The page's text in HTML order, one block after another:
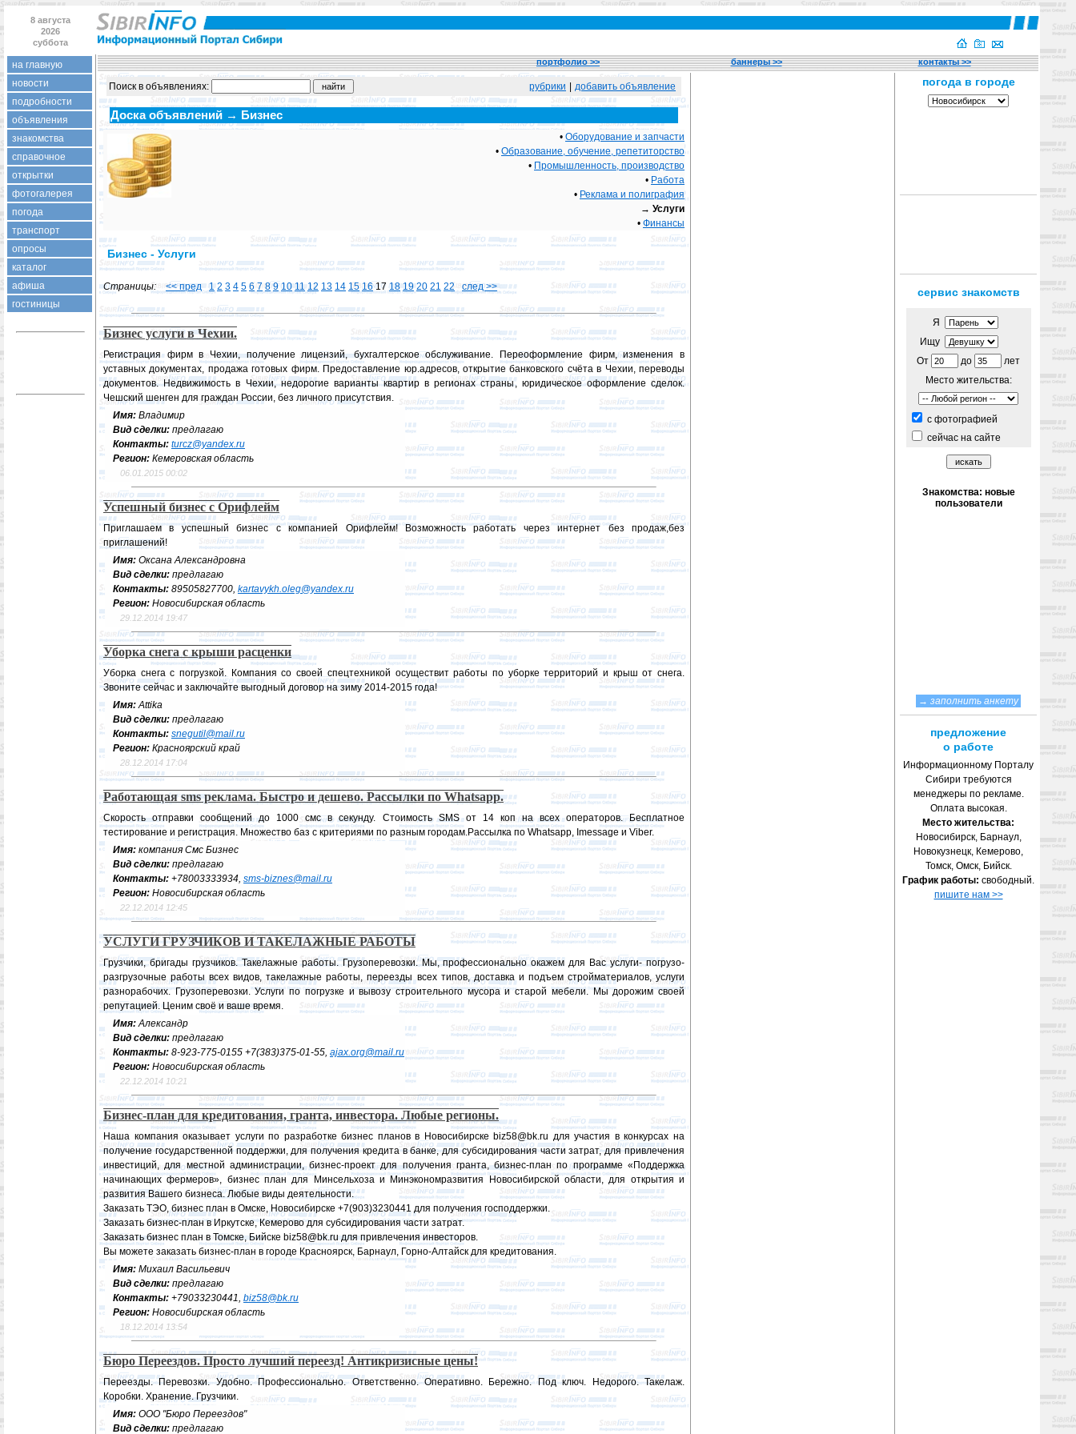
8 августа
2026
суббота
на главную
новости
подробности
объявления
знакомства
справочное
открытки
фотогалерея
погода
транспорт
опросы
каталог
афиша
гостиницы
портфолио >> баннеры >> контакты >>
Поиск в объявлениях: рубрики добавить объявление
Доска объявлений → Бизнес
• Оборудование и запчасти
• Образование, обучение, репетиторство
• Промышленность, производство
• Работа
• Реклама и полиграфия
→ Услуги
• Финансы
Бизнес - Услуги
Страницы: << пред 1 2 3 4 5 6 7 8 9 10 11 12 13 14 15 1617 18 19 20 21 22 след >>
Бизнес услуги в Чехии.
Регистрация фирм в Чехии, получение лицензий, бухгалтерское обслуживание. Переоформление фирм, изменения в
уставных документах, продажа готовых фирм. Предоставление юр.адресов, открытие банковского счёта в Чехии, переводы
документов. Недвижимость в Чехии, недорогие варианты квартир в регионах страны, юридическое оформление сделок.
Чешский шенген для граждан России, без личного присутствия.
Имя: Владимир
Вид сделки: предлагаю
Контакты: turcz@yandex.ru
Регион: Кемеровская область
06.01.2015 00:02
Успешный бизнес с Орифлейм
Приглашаем в успешный бизнес с компанией Орифлейм! Возможность работать через интернет без продаж,без
приглашений!
Имя: Оксана Александровна
Вид сделки: предлагаю
Контакты: 89505827700, kartavykh.oleg@yandex.ru
Регион: Новосибирская область
29.12.2014 19:47
Уборка снега с крыши расценки
Уборка снега с погрузкой. Компания со своей спецтехникой осуществит работы по уборке территорий и крыш от снега.
Звоните сейчас и заключайте выгодный договор на зиму 2014-2015 года!
Имя:Attika
Вид сделки: предлагаю
Контакты: snegutil@mail.ru
Регион: Красноярский край
28.12.2014 17:04
Работающая sms реклама. Быстро и дешево. Рассылки по Whatsapp.
Скорость отправки сообщений до 1000 смс в секунду. Стоимость SMS от 14 коп на всех операторов. Бесплатное
тестирование и регистрация. Множество баз с критериями по разным городам.Рассылка по Whatsapp, Imessage и Viber.
Имя: компания Смс Бизнес
Вид сделки: предлагаю
Контакты: +78003333934, sms-biznes@mail.ru
Регион: Новосибирская область
22.12.2014 12:45
УСЛУГИ ГРУЗЧИКОВ И ТАКЕЛАЖНЫЕ РАБОТЫ
Грузчики, бригады грузчиков. Такелажные работы. Грузоперевозки. Мы, профессионально окажем для Вас услуги- погрузо-
разгрузочные работы всех видов, такелажные работы, переезды всех типов, доставка и подъем стройматериалов, услуги
разнорабочих. Грузоперевозки. Услуги по погрузке и вывозу строительного мусора и старой мебели. Мы дорожим своей
репутацией. Ценим своё и ваше время.
Имя:Александр
Вид сделки: предлагаю
Контакты: 8-923-775-0155 +7(383)375-01-55, ajax.org@mail.ru
Регион: Новосибирская область
22.12.2014 10:21
Бизнес-план для кредитования, гранта, инвестора. Любые регионы.
Наша компания оказывает услуги по разработке бизнес планов в Новосибирске biz58@bk.ru для участия в конкурсах на
получение государственной поддержки, для получения кредита в банке, для субсидирования части затрат, для привлечения
инвестиций, для местной администрации, бизнес-проект для получения гранта, бизнес-план по программе «Поддержка
начинающих фермеров», бизнес план для Минсельхоза и Минэкономразвития Новосибирской области, для открытия и
развития Вашего бизнеса. Любые виды деятельности.
Заказать ТЭО, бизнес план в Омске, Новосибирске +7(903)3230441 для получения господдержки.
Заказать бизнес-план в Иркутске, Кемерово для субсидирования части затрат.
Заказать бизнес план в Томске, Бийске biz58@bk.ru для привлечения инвесторов.
Вы можете заказать бизнес-план в городе Красноярск, Барнаул, Горно-Алтайск для кредитования.
Имя: Михаил Васильевич
Вид сделки: предлагаю
Контакты: +79033230441, biz58@bk.ru
Регион: Новосибирская область
18.12.2014 13:54
Бюро Переездов. Просто лучший переезд! Антикризисные цены!
Переезды. Перевозки. Удобно. Профессионально. Ответственно. Оперативно. Бережно. Под ключ. Недорого. Такелаж.
Коробки. Хранение. Грузчики.
Имя: ООО "Бюро Переездов"
Вид сделки: предлагаю
сервис знакомств
Я
Ищу
От
до
лет
Место жительства:
c фотографией
сейчас на сайте
→ заполнить анкету
предложение
о работе
Информационному Порталу
Сибири требуются
менеджеры по рекламе.
Оплата высокая.
Место жительства:
Новосибирск, Барнаул,
Новокузнецк, Кемерово,
Томск, Омск, Бийск.
График работы: свободный.
пишите нам >>